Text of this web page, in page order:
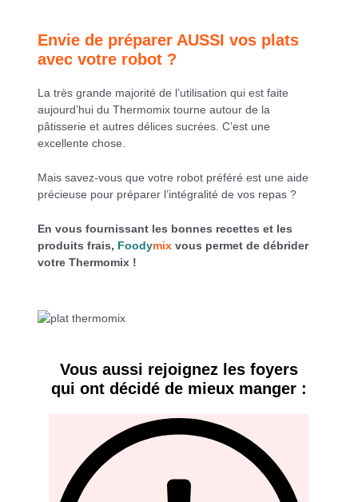
Envie de préparer AUSSI vos plats
avec votre robot ?
La très grande majorité de l’utilisation qui est faite
aujourd’hui du Thermomix tourne autour de la
pâtisserie et autres délices sucrées. C’est une
excellente chose.
Mais savez-vous que votre robot préféré est une aide
précieuse pour préparer l’intégralité de vos repas ?
En vous fournissant les bonnes recettes et les
produits frais, Foodymix vous permet de débrider
votre Thermomix !
Vous aussi rejoignez les foyers
qui ont décidé de mieux manger :